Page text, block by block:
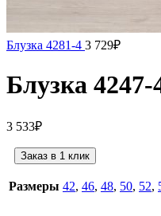
Блузка 4281-4 3 729₽
Блузка 4247-
3 533₽
Заказ в 1 клик
Размеры 42, 46, 48, 50, 52,